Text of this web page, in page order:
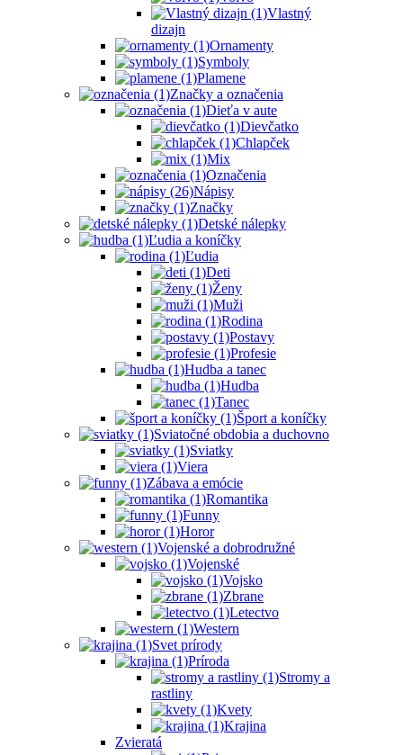
Vlastný
dizajn
Ornamenty
Symboly
Plamene
Značky a označenia
Dieťa v aute
Dievčatko
Chlapček
Mix
Označenia
Nápisy
Značky
Detské nálepky
Ľudia a koníčky
Ľudia
Deti
Ženy
Muži
Rodina
Postavy
Profesie
Hudba a tanec
Hudba
Tanec
Šport a koníčky
Sviatočné obdobia a duchovno
Sviatky
Viera
Zábava a emócie
Romantika
Funny
Horor
Vojenské a dobrodružné
Vojenské
Vojsko
Zbrane
Letectvo
Western
Svet prírody
Príroda
Stromy a
rastliny
Kvety
Krajina
Zvieratá